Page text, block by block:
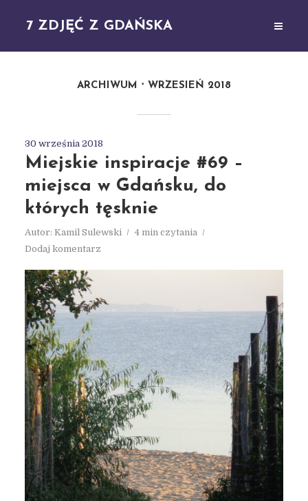
7 ZDJĘĆ Z GDAŃSKA
ARCHIWUM WRZESIEŃ 2018
30 września 2018
Miejskie inspiracje #69 –
miejsca w Gdańsku, do
których tęsknie
Autor: Kamil Sulewski
4 min czytania
Dodaj komentarz